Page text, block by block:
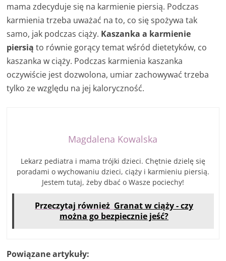
mama zdecyduje się na karmienie piersią. Podczas
karmienia trzeba uważać na to, co się spożywa tak
samo, jak podczas ciąży. Kaszanka a karmienie
piersiąto równie gorący temat wśród dietetyków, co
kaszanka w ciąży. Podczas karmienia kaszanka
oczywiście jest dozwolona, umiar zachowywać trzeba
tylko ze względu na jej kaloryczność.
Magdalena Kowalska
Lekarz pediatra i mama trójki dzieci. Chętnie dzielę się
poradami o wychowaniu dzieci, ciąży i karmieniu piersią.
Jestem tutaj, żeby dbać o Wasze pociechy!
Przeczytaj również Granat w ciąży - czy
można go bezpiecznie jeść?
Powiązane artykuły: